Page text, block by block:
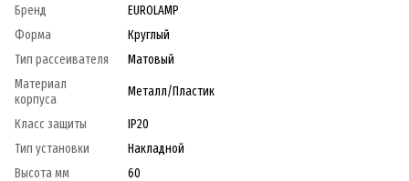
Бренд
EUROLAMP
Форма
Круглый
Тип рассеивателя
Матовый
Материал
корпуса
Металл/Пластик
Класс защиты
IP20
Тип установки
Накладной
Высота мм
60